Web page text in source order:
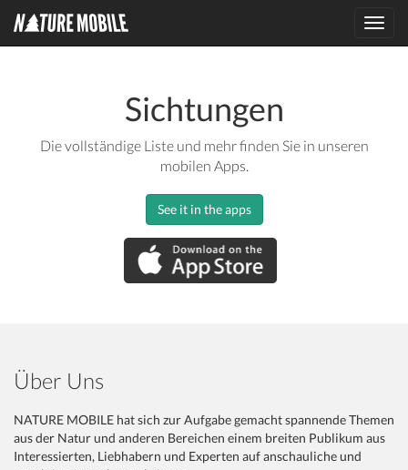
Sichtungen
Die vollständige Liste und mehr finden Sie in unseren
mobilen Apps.
See it in the apps
Über Uns
NATURE MOBILE hat sich zur Aufgabe gemacht spannende Themen
aus der Natur und anderen Bereichen einem breiten Publikum aus
Interessierten, Liebhabern und Experten auf anschauliche und